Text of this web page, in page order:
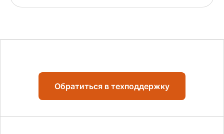
Обратиться в техподдержку